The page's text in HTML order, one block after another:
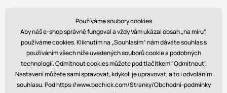
Máte dotazy a návrhy?
contact@bechick.com
Najdete nás také na
Používáme soubory cookies
Aby náš e-shop správně fungoval a vždy Vám ukázal obsah „na míru”,
používáme cookies. Kliknutím na „Souhlasím“ nám dáváte souhlas s
používáním všech níže uvedených souborů cookie a podobných
technologií. Odmítnout cookies můžete pod tlačítkem "Odmítnout".
Nastavení můžete sami spravovat, kdykoli je upravovat, a to i odvoláním
souhlasu. Pod https://www.bechick.com/Stranky/Obchodni-podminky